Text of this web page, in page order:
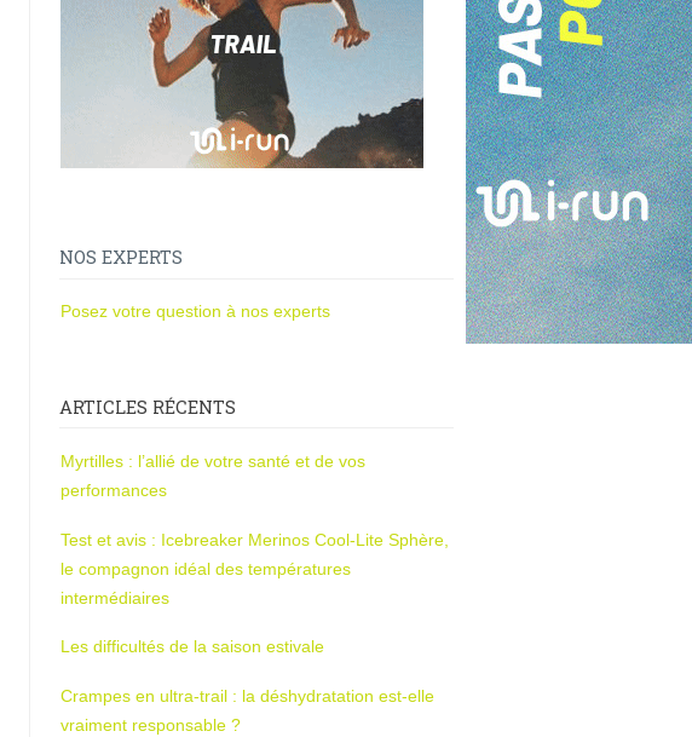
NOS EXPERTS
Posez votre question à nos experts
ARTICLES RÉCENTS
Myrtilles : l’allié de votre santé et de vos
performances
Test et avis : Icebreaker Merinos Cool-Lite Sphère,
le compagnon idéal des températures
intermédiaires
Les difficultés de la saison estivale
Crampes en ultra-trail : la déshydratation est-elle
vraiment responsable ?